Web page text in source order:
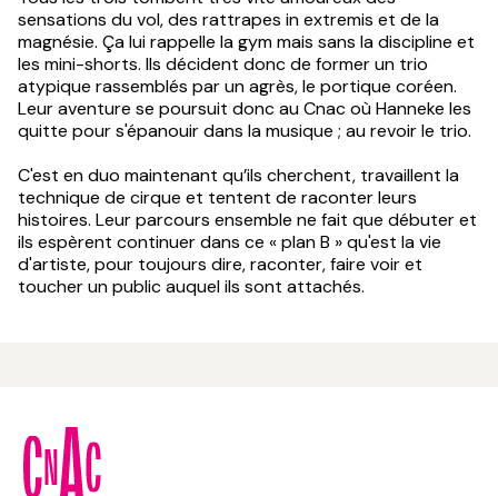
sensations du vol, des rattrapes in extremis et de la
magnésie. Ça lui rappelle la gym mais sans la discipline et
les mini-shorts. Ils décident donc de former un trio
atypique rassemblés par un agrès, le portique coréen.
Leur aventure se poursuit donc au Cnac où Hanneke les
quitte pour s'épanouir dans la musique ; au revoir le trio.
C'est en duo maintenant qu’ils cherchent, travaillent la
technique de cirque et tentent de raconter leurs
histoires. Leur parcours ensemble ne fait que débuter et
ils espèrent continuer dans ce « plan B » qu'est la vie
d'artiste, pour toujours dire, raconter, faire voir et
toucher un public auquel ils sont attachés.